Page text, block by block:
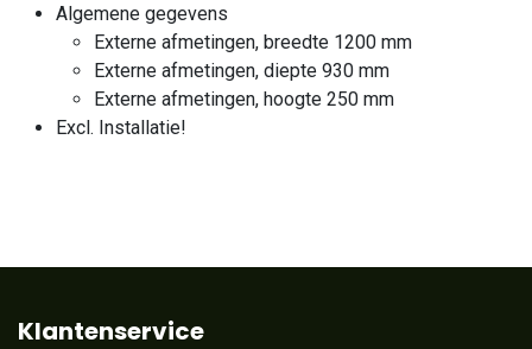
Algemene gegevens
Externe afmetingen, breedte 1200 mm
Externe afmetingen, diepte 930 mm
Externe afmetingen, hoogte 250 mm
Excl. Installatie!
Klantenservice